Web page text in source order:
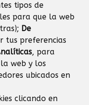
tipos de
para que la web
De
tus preferencias
, para
web y los
ubicados en
clicando en